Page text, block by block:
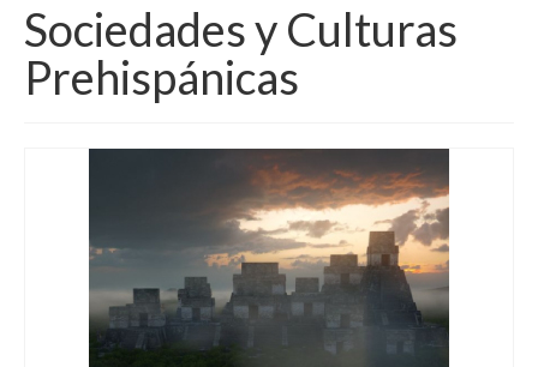
Sociedades y Culturas
Prehispánicas